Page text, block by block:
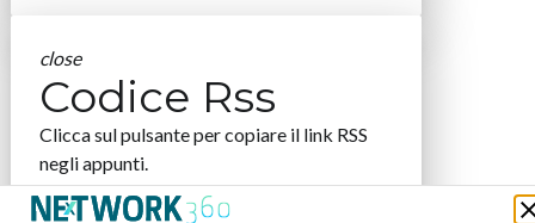
close
Codice Rss
Clicca sul pulsante per copiare il link RSS
negli appunti.
RSS link